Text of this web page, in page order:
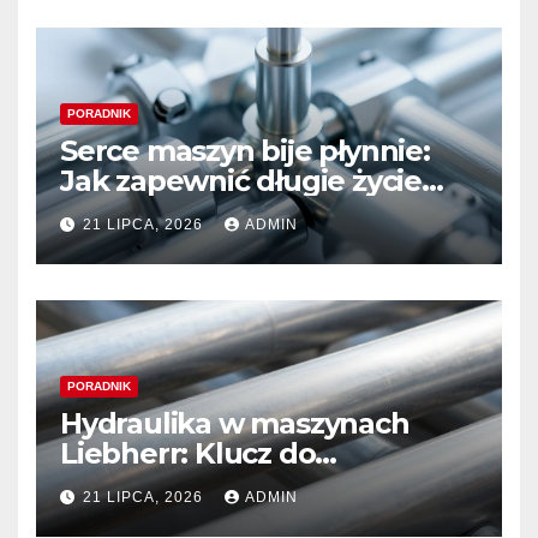
PORADNIK
Serce maszyn bije płynnie:
Jak zapewnić długie życie
systemom hydraulicznym
Sauer Danfoss
21 LIPCA, 2026 ADMIN
PORADNIK
Hydraulika w maszynach
Liebherr: Klucz do
niezawodności i optymalnej
wydajności
21 LIPCA, 2026 ADMIN